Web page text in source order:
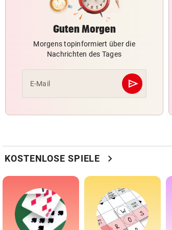
Guten Morgen
Morgens topinformiert über die
Nachrichten des Tages
E-Mail send
Abschicken
KOSTENLOSE SPIELE chevron_right